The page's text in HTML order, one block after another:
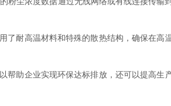
耐高温材料和特殊的散热结构，确保在高
助企业实现环保达标排放，还可以提高生